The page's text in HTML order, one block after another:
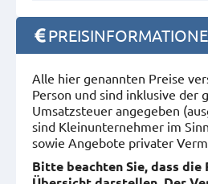
Alle hier genannten Preise
Person und sind inklusive der
Umsatzsteuer angegeben
sind Kleinunternehmer im
sowie Angebote privater
Bitte beachten Sie, dass die